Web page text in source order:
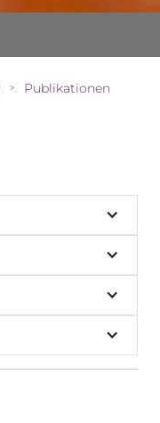
> Publikationen